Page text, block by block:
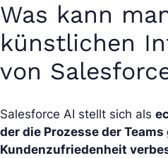
Was kann
künstlichen
von
Salesforce AI stellt sich als
der die Prozesse der
Kundenzufriedenheit